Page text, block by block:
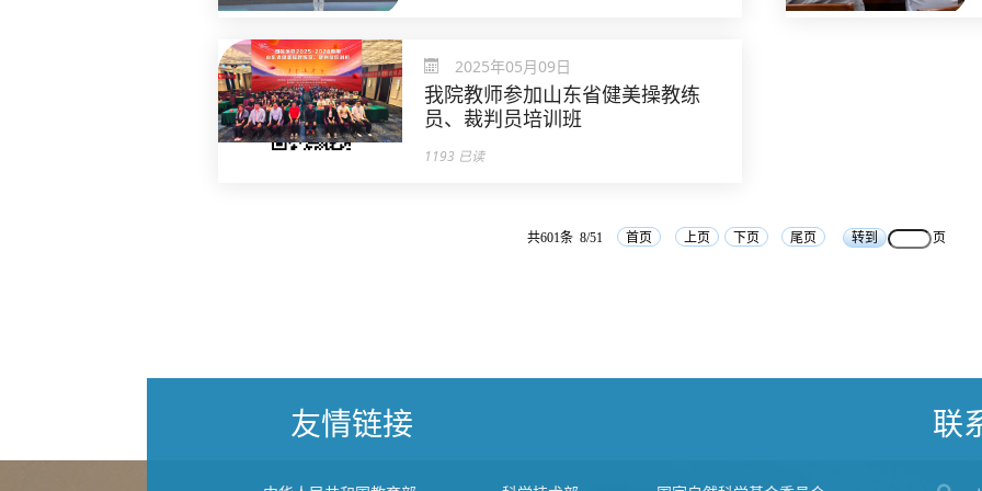
2025年05月09日
我院教师参加山东省健美操教练
员、裁判员培训班
1193 已读
共601条 8/51 首页 上页 下页 尾页 页
友情链接 联